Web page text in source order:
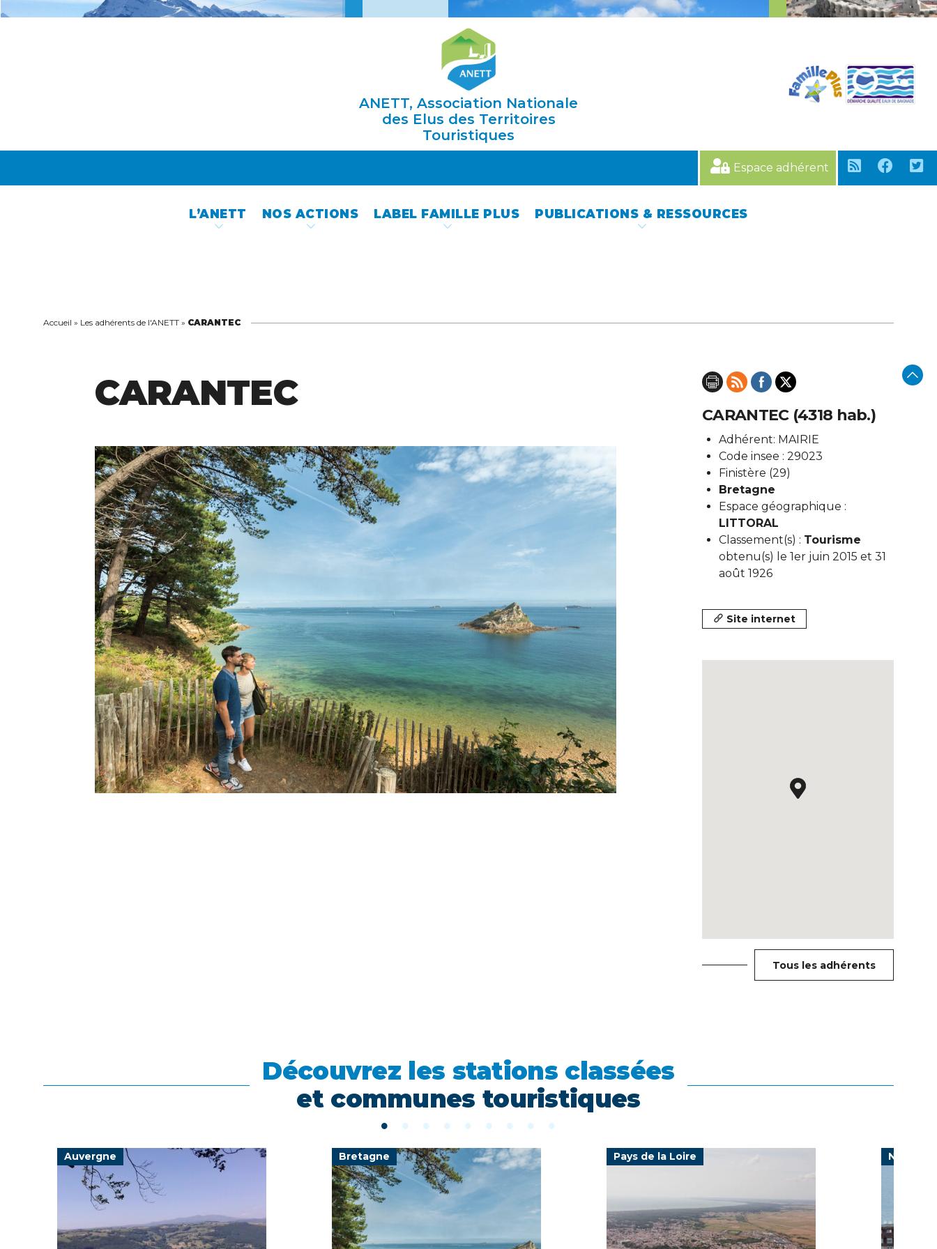
ANETT, Association Nationale
des Elus des Territoires
Touristiques
Espace adhérent
L’ANETT NOS ACTIONS LABEL FAMILLE PLUS PUBLICATIONS & RESSOURCES
Accueil » Les adhérents de l'ANETT » CARANTEC
CARANTEC
CARANTEC (4318 hab.)
Adhérent: MAIRIE
Code insee : 29023
Finistère (29)
Bretagne
Espace géographique :
LITTORAL
Classement(s) : Tourisme
obtenu(s) le 1er juin 2015 et 31
août 1926
Site internet
Tous les adhérents
Découvrez les stations classées
et communes touristiques
Auvergne Bretagne Pays de la Loire